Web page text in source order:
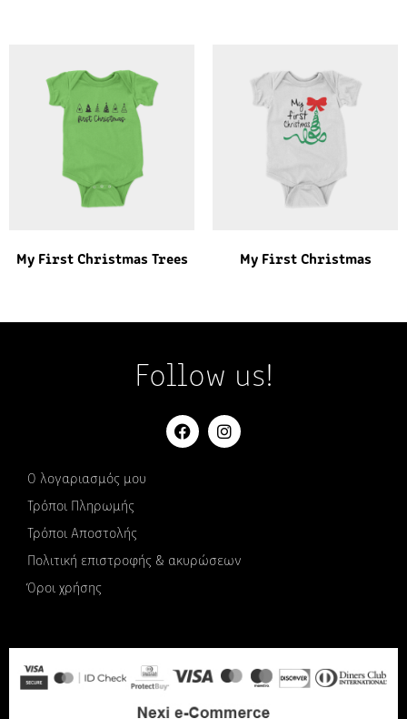
My First Christmas Trees My First Christmas
Follow us!
Ο λογαριασμός μου
Τρόποι Πληρωμής
Τρόποι Αποστολής
Πολιτική επιστροφής & ακυρώσεων
Όροι χρήσης